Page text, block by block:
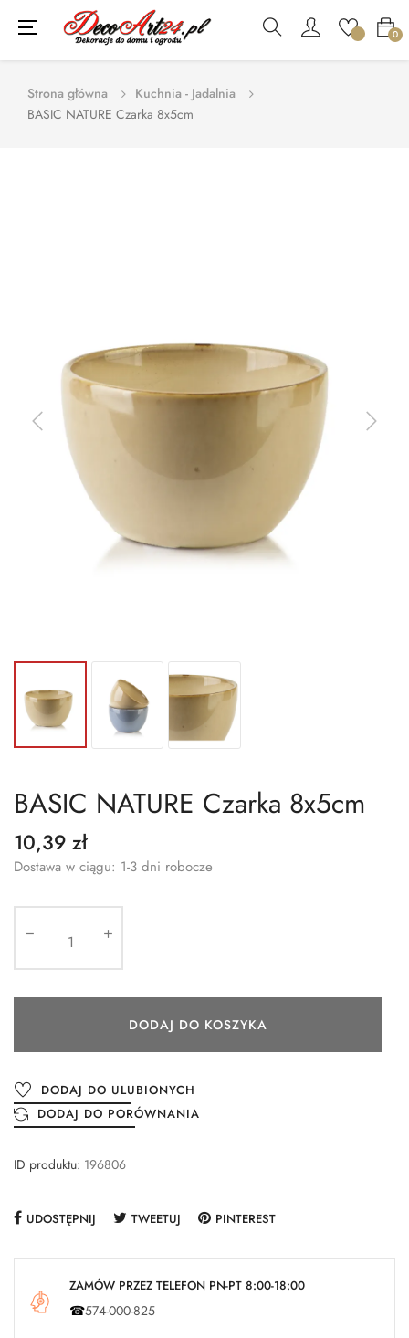
0
Toggle
navigation
☰
Strona główna
Kuchnia - Jadalnia
BASIC NATURE Czarka 8x5cm
BASIC NATURE Czarka 8x5cm
10,39 zł
Dostawa w ciągu: 1-3 dni robocze
DODAJ DO KOSZYKA
DODAJ DO ULUBIONYCH
DODAJ DO PORÓWNANIA
ID produktu: 196806
UDOSTĘPNIJ TWEETUJ PINTEREST
ZAMÓW PRZEZ TELEFON PN-PT 8:00-18:00
☎574-000-825